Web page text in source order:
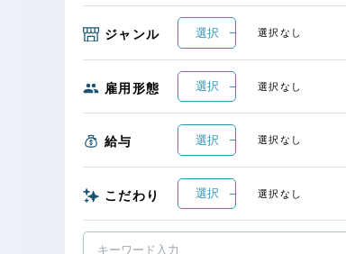
ジャンル 選択 選択なし
雇用形態 選択 選択なし
給与 選択 選択なし
こだわり 選択 選択なし